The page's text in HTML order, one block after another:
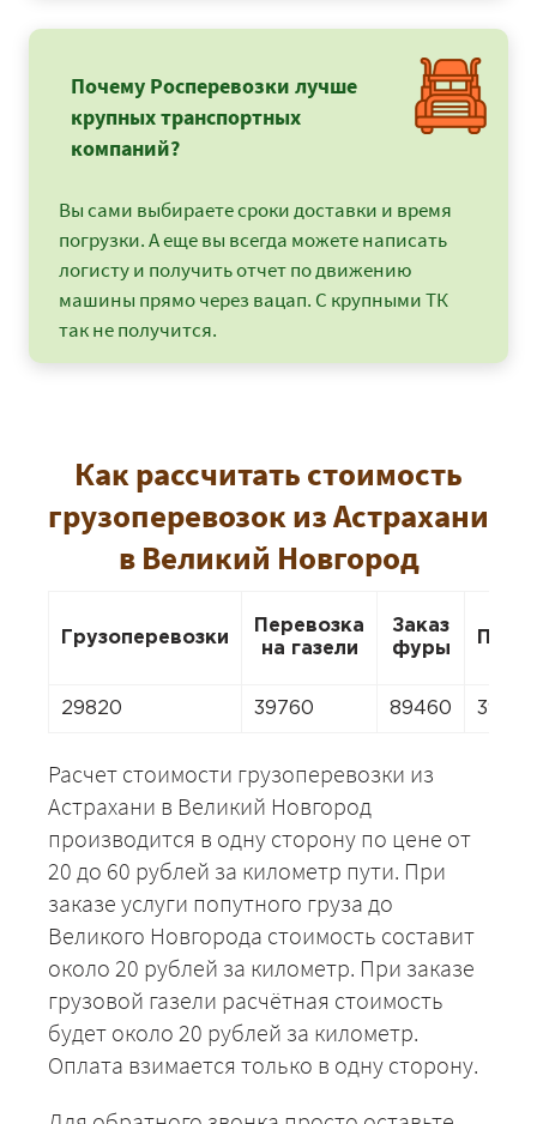
Почему Росперевозки лучше
крупных транспортных
компаний?
Вы сами выбираете сроки доставки и время
погрузки. А еще вы всегда можете написать
логисту и получить отчет по движению
машины прямо через вацап. С крупными ТК
так не получится.
Как рассчитать стоимость
грузоперевозок из Астрахани
в Великий Новгород
Грузоперевозки
Перевозка
на газели
Заказ
фуры
29820 39760 89460 39760
Расчет стоимости грузоперевозки из
Астрахани в Великий Новгород
производится в одну сторону по цене от
20 до 60 рублей за километр пути. При
заказе услуги попутного груза до
Великого Новгорода стоимость составит
около 20 рублей за километр. При заказе
грузовой газели расчётная стоимость
будет около 20 рублей за километр.
Оплата взимается только в одну сторону.